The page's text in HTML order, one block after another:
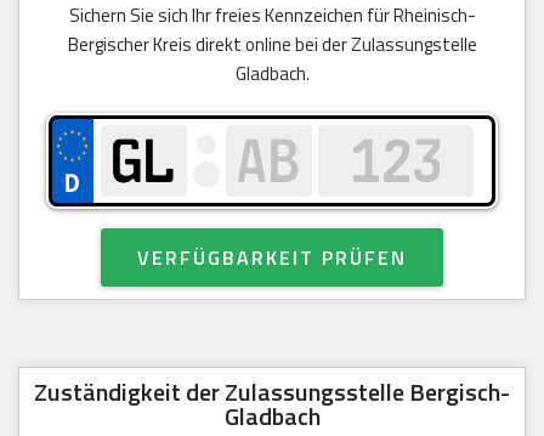
Sichern Sie sich Ihr freies Kennzeichen für Rheinisch-
Bergischer Kreis direkt online bei der Zulassungstelle
Gladbach.
VERFÜGBARKEIT PRÜFEN
Zuständigkeit der Zulassungsstelle Bergisch-
Gladbach